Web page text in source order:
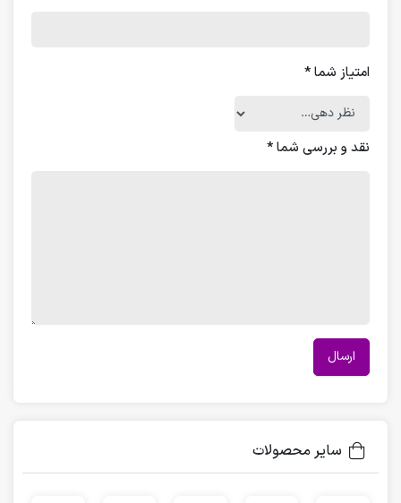
امتیاز شما*
نقد و بررسی شما*
سایر محصولات